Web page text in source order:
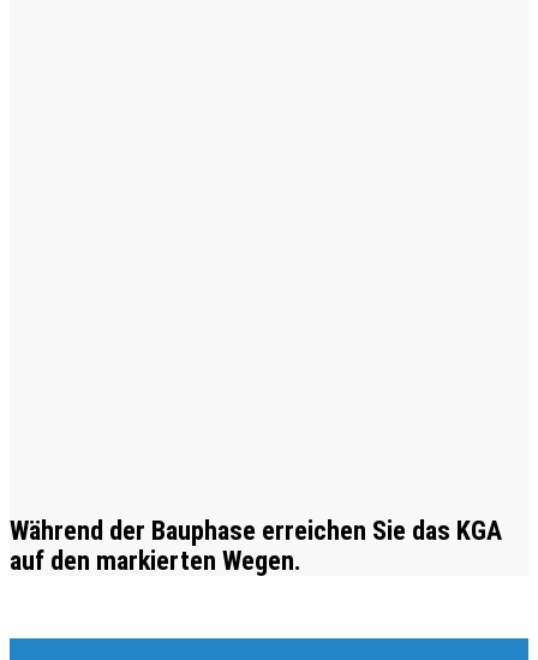
Während der Bauphase erreichen Sie das KGA
auf den markierten Wegen.